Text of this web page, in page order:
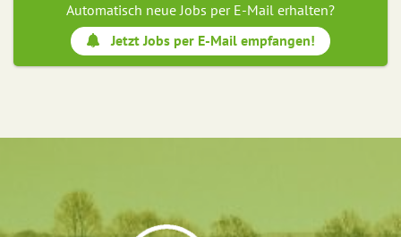
Automatisch neue Jobs per E-Mail erhalten?
Jetzt Jobs per E-Mail empfangen!